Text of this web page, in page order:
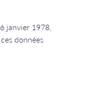
janvier 1978,
données